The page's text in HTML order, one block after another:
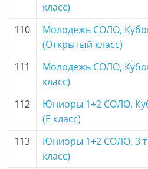
класс)
110
Молодежь СОЛО, Кубок
(Открытый класс)
111
Молодежь СОЛО,
класс)
112
Юниоры 1+2 СОЛО,
(E класс)
113
Юниоры 1+2 СОЛО, 3
класс)